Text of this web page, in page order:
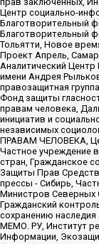
Центр социально-
Благотворительный
Благотворительный
Тольятти, Новое
Проект Апрель,
Аналитический
имени Андрея
правозащитная
Фонд защиты
правам человека,
инициатив и
независимых
ПРАВАМ ЧЕЛОВЕКА,
Частное учреждение
стран, Гражданское
Защиты Прав
прессы - Сибирь,
Министров Северных
Гражданский
сохранению
МЕМО. РУ, Институт
Информации,